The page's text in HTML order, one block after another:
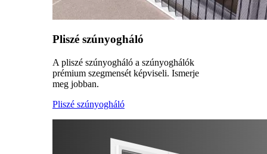
Pliszé szúnyogháló
A pliszé szúnyogháló a szúnyoghálók
prémium szegmensét képviseli. Ismerje
meg jobban.
Pliszé szúnyogháló